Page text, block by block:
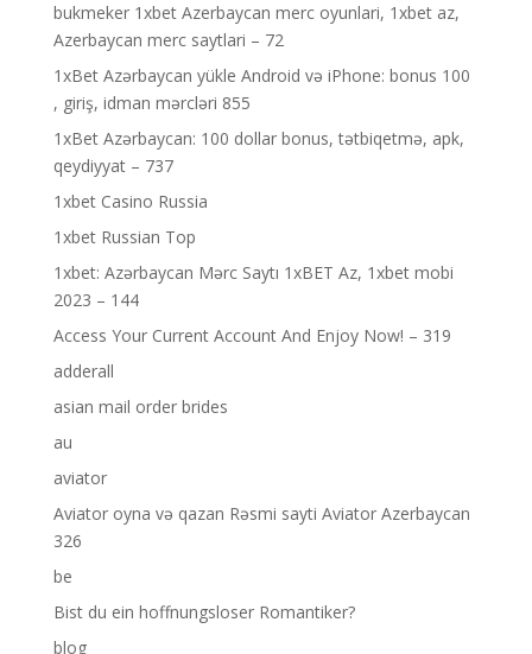
bukmeker 1xbet Azerbaycan merc oyunlari, 1xbet az,
Azerbaycan merc saytlari – 72
1xBet Azərbaycan yükle Android və iPhone: bonus 100
, giriş, idman mərcləri 855
1xBet Azərbaycan: 100 dollar bonus, tətbiqetmə, apk,
qeydiyyat – 737
1xbet Casino Russia
1xbet Russian Top
1xbet: Azərbaycan Mərc Saytı 1xBET Az, 1xbet mobi
2023 – 144
Access Your Current Account And Enjoy Now! – 319
adderall
asian mail order brides
au
aviator
Aviator oyna və qazan Rəsmi sayti Aviator Azerbaycan
326
be
Bist du ein hoffnungsloser Romantiker?
blog